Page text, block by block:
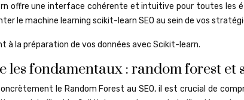
offre une interface cohérente et intuitive pour toutes les
le machine learning scikit-learn SEO au sein de vos
à la préparation de vos données avec Scikit-learn.
les fondamentaux : random forest et
le Random Forest au SEO, il est crucial de